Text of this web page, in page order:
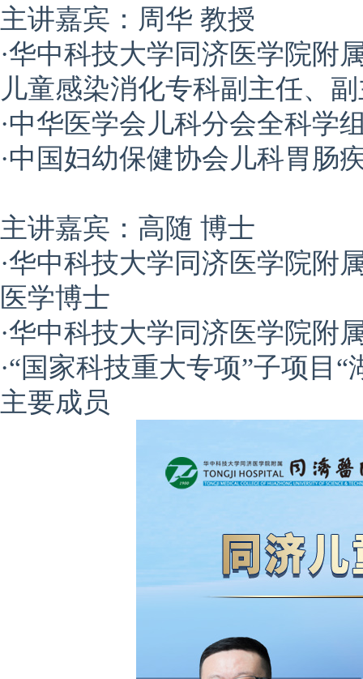
主讲嘉宾： 周华 教授
·华中科技大学同济医学院附
儿童感染消化专科副主任、
·中华医学会儿科分会全科学
·中国妇幼保健协会儿科胃肠
主讲嘉宾：高随 博士
·华中科技大学同济医学院附
医学博士
·华中科技大学同济医学院附
·“国家科技重大专项”子项目
主要成员